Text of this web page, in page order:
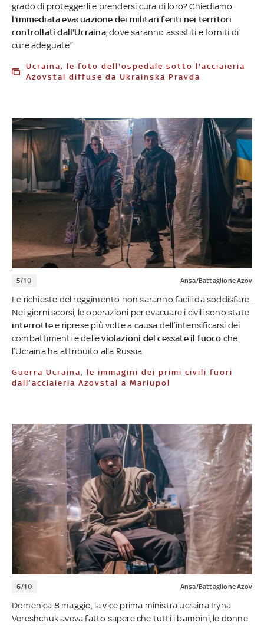
grado di proteggerli e prendersi cura di loro? Chiediamo
l'immediata evacuazione dei militari feriti nei territori
controllati dall'Ucraina, dove saranno assistiti e forniti di
cure adeguate”
Ucraina, le foto dell'ospedale sotto l'acciaieria
Azovstal diffuse da Ukrainska Pravda
5/10 Ansa/Battaglione Azov
Le richieste del reggimento non saranno facili da soddisfare.
Nei giorni scorsi, le operazioni per evacuare i civili sono state
interrottee riprese più volte a causa dell’intensificarsi dei
combattimenti e delleviolazioni del cessate il fuoco che
l’Ucraina ha attribuito alla Russia
Guerra Ucraina, le immagini dei primi civili fuori
dall’acciaieria Azovstal a Mariupol
6/10 Ansa/Battaglione Azov
Domenica 8 maggio, la vice prima ministra ucraina Iryna
Vereshchuk aveva fatto sapere che tutti i bambini, le donne